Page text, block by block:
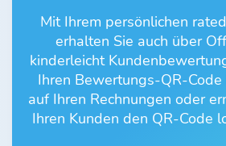
Mit Ihrem persönlichen
erhalten Sie auch über
kinderleicht
Ihren Bewertungs-QR-
auf Ihren Rechnungen oder
Ihren Kunden den QR-Code